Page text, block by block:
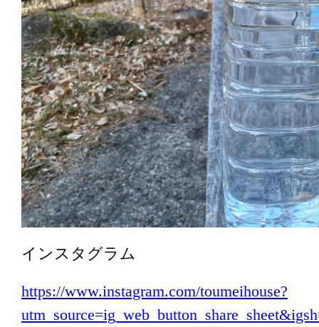
インスタグラム
https://www.instagram.com/toumeihouse?